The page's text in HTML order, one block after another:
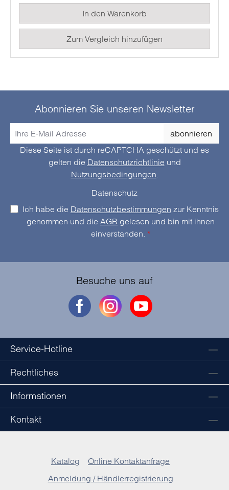
angeschlossen werden oder auch Fehler in
vorhandenen Systemen gefunden werden. Dies
macht das PeakTech 2530 zum idealen Begleiter
jedes Elektroinstallateurs oder Service-Technikers
z.B. bei der Wartung von Industrieanlagen oder der
In den Warenkorb
Zum Vergleich hinzufügen
Abonnieren Sie unseren Newsletter
abonnieren
Diese Seite ist durch reCAPTCHA geschützt und es
gelten die Datenschutzrichtlinie und
Nutzungsbedingungen.
Datenschutz
Ich habe die Datenschutzbestimmungen zur Kenntnis
genommen und die AGB gelesen und bin mit ihnen
einverstanden. *
Besuche uns auf
Service-Hotline
Rechtliches
Informationen
Kontakt
Katalog
Online Kontaktanfrage
Anmeldung / Händlerregistrierung